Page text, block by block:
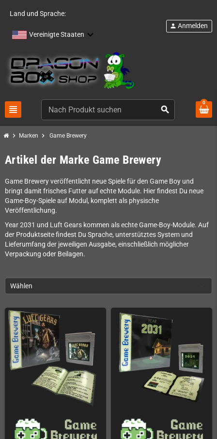
Land und Sprache:
Vereinigte Staaten
view_headline search
person Anmelden
0
chevron_right Marken chevron_right Game Brewery
Artikel der Marke Game Brewery
Game Brewery veröffentlicht neue Spiele für den Game Boy und
bringt damit frisches Futter auf echte Module. Hier findest Du neue
Game-Boy-Spiele auf Modul, komplett als physische
Veröffentlichung.
Year 2031 und Luft Gears kommen als echte Game-Boy-Module. Auf
der Produktseite findest Du Sprache, unterstütztes System und
Lieferumfang der jeweiligen Ausgabe, einschließlich möglicher
Verpackung oder Beilagen.
Wählen